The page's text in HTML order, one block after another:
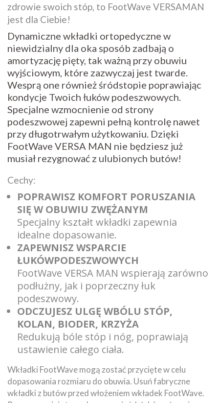
zdrowie swoich stóp, to FootWave VERSAMAN
jest dla Ciebie!
Dynamiczne wkładki ortopedyczne w
niewidzialny dla oka sposób zadbają o
amortyzację pięty, tak ważną przy obuwiu
wyjściowym, które zazwyczaj jest twarde.
Wesprą one również śródstopie poprawiając
kondycje Twoich łuków podeszwowych.
Specjalne wzmocnienie od strony
podeszwowej zapewni pełną kontrolę nawet
przy długotrwałym użytkowaniu. Dzięki
FootWave VERSA MAN nie będziesz już
musiał rezygnować z ulubionych butów!
Cechy:
POPRAWISZ KOMFORT PORUSZANIA
SIĘ W OBUWIU ZWĘŻANYM
Specjalny kształt wkładki zapewnia
idealne dopasowanie.
ZAPEWNISZ WSPARCIE
ŁUKÓWPODESZWOWYCH
FootWave VERSA MAN wspierają zarówno
podłużny, jak i poprzeczny łuk
podeszwowy.
ODCZUJESZ ULGĘ WBÓLU STÓP,
KOLAN, BIODER, KRZYŻA
Redukują bóle stóp i nóg, poprawiają
ustawienie całego ciała.
Wkładki FootWave mogą zostać przycięte w celu
dopasowania rozmiaru do obuwia. Usuń fabryczne
wkładki z butów przed włożeniem wkładek FootWave.